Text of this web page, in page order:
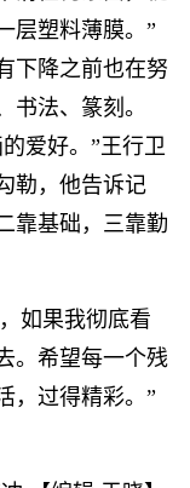
层塑料薄膜。”
下降之前也在努
书法、篆刻。
爱好。”王行卫
勒，他告诉记
靠基础，三靠勤
如果我彻底看
。希望每一个残
，过得精彩。”